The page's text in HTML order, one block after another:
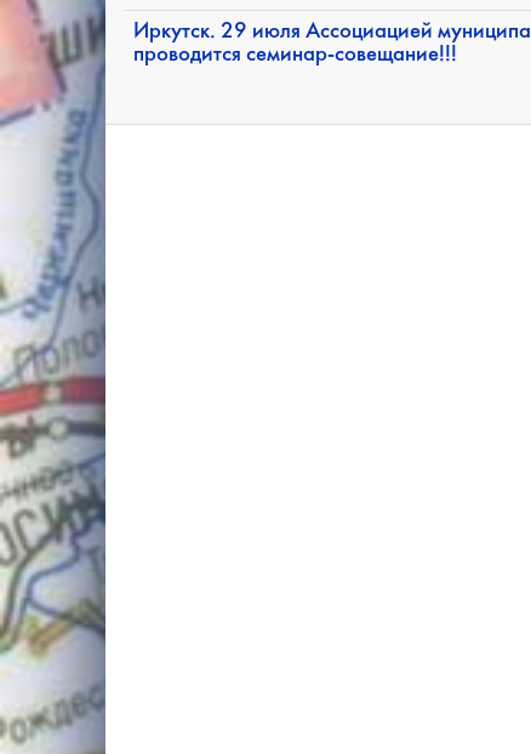
Иркутск. 29 июля Ассоциацией
проводится семинар-совещание!!!